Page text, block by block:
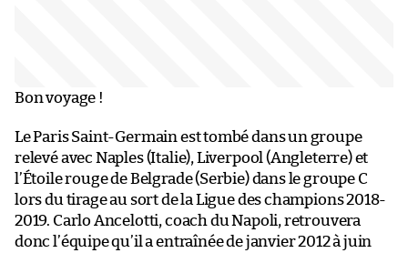
Bon voyage !
Le Paris Saint-Germain est tombé dans un groupe
relevé avec Naples (Italie), Liverpool (Angleterre) et
l’Étoile rouge de Belgrade (Serbie) dans le groupe C
lors du tirage au sort de la Ligue des champions 2018-
2019. Carlo Ancelotti, coach du Napoli, retrouvera
donc l’équipe qu’il a entraînée de janvier 2012 à juin